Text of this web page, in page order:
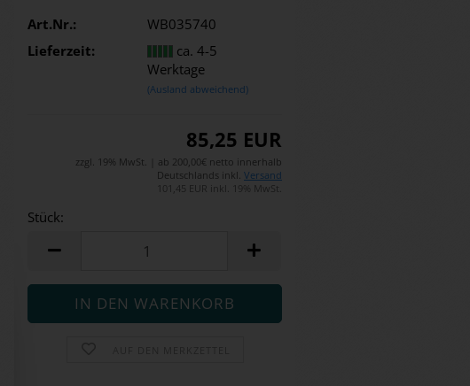
Art.Nr.:
WB035740
Lieferzeit:
ca. 4-5
Werktage
(Ausland abweichend)
85,25 EUR
zzgl. 19% MwSt. | ab 200,00€ netto innerhalb
Deutschlands inkl. Versand
101,45 EUR inkl. 19% MwSt.
Stück:
Stück